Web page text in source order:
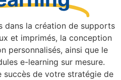
dans la création de supports
et imprimés, la conception
personnalisés, ainsi que le
e-learning sur mesure.
succès de votre stratégie de